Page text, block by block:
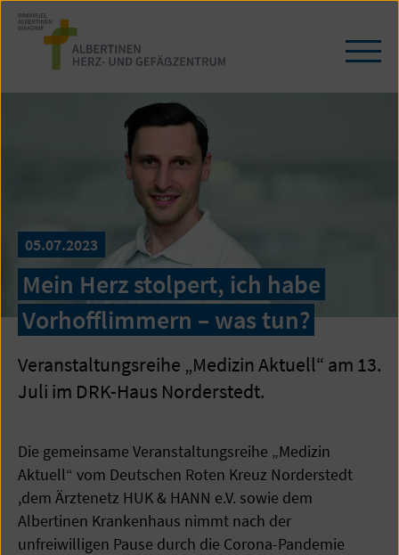
Zum
Seiteninhalt
springen
/
05.07.2023
Mein Herz stolpert, ich habe
Vorhofflimmern – was tun?
Veranstaltungsreihe „Medizin Aktuell“ am 13.
Juli im DRK-Haus Norderstedt.
Die gemeinsame Veranstaltungsreihe „Medizin
Aktuell“ vom Deutschen Roten Kreuz Norderstedt
,dem Ärztenetz HUK & HANN e.V. sowie dem
Albertinen Krankenhaus nimmt nach der
unfreiwilligen Pause durch die Corona-Pandemie